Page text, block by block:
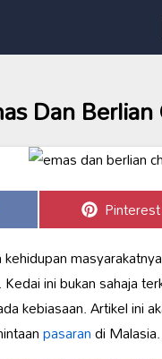
Dan
Share
on
Pinterest
ini bukan sahaja
kebiasaan. Artikel ini
pasarandi Malasia.